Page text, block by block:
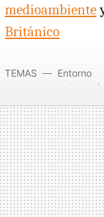
medioambiente
Británico
TEMAS Entorno
Polución